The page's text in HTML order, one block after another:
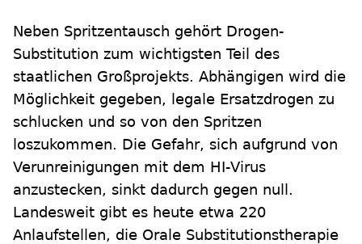
Neben Spritzentausch gehört Drogen-
Substitution zum wichtigsten Teil des
staatlichen Großprojekts. Abhängigen wird die
Möglichkeit gegeben, legale Ersatzdrogen zu
schlucken und so von den Spritzen
loszukommen. Die Gefahr, sich aufgrund von
Verunreinigungen mit dem HI-Virus
anzustecken, sinkt dadurch gegen null.
Landesweit gibt es heute etwa 220
Anlaufstellen, die Orale Substitutionstherapie